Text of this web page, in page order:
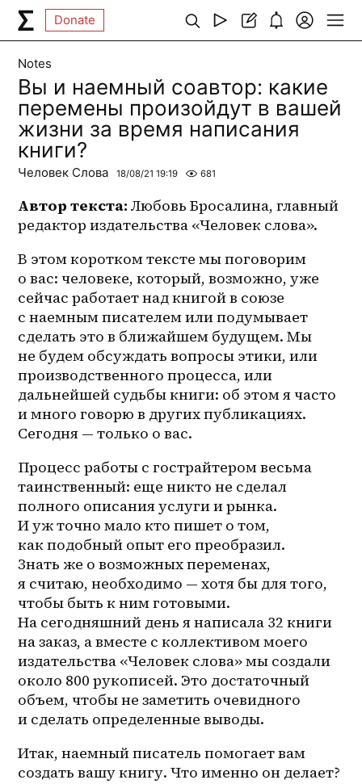
Donate
Notes
Вы и наемный соавтор: какие
перемены произойдут в вашей
жизни за время написания
книги?
Человек Слова 18/08/21 19:19 681
Автор текста: Любовь Бросалина, главный
редактор издательства «Человек слова».
В этом коротком тексте мы поговорим
о вас: человеке, который, возможно, уже
сейчас работает над книгой в союзе
с наемным писателем или подумывает
сделать это в ближайшем будущем. Мы
не будем обсуждать вопросы этики, или
производственного процесса, или
дальнейшей судьбы книги: об этом я часто
и много говорю в других публикациях.
Сегодня — только о вас.
Процесс работы с гострайтером весьма
таинственный: еще никто не сделал
полного описания услуги и рынка.
И уж точно мало кто пишет о том,
как подобный опыт его преобразил.
Знать же о возможных переменах,
я считаю, необходимо — хотя бы для того,
чтобы быть к ним готовыми.
На сегодняшний день я написала 32 книги
на заказ, а вместе с коллективом моего
издательства «Человек слова» мы создали
около 800 рукописей. Это достаточный
объем, чтобы не заметить очевидного
и сделать определенные выводы.
Итак, наемный писатель помогает вам
создать вашу книгу. Что именно он делает?